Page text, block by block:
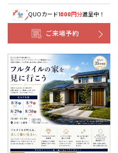
QUOカード1000円分進呈中！
ご来場予約